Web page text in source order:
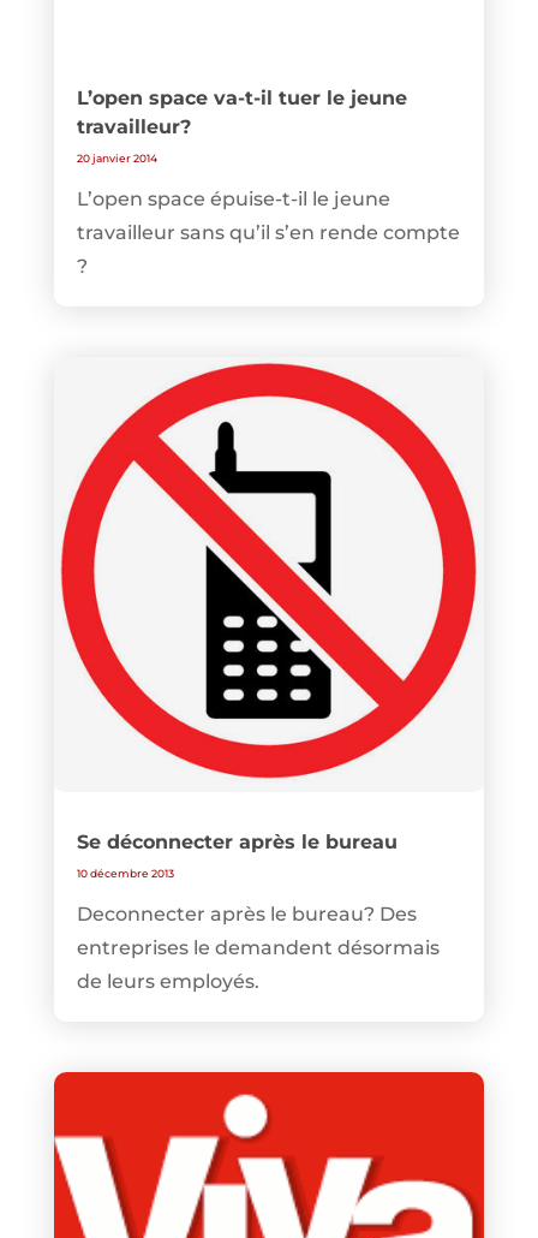
L’open space va-t-il tuer le jeune
travailleur?
20 janvier 2014
L’open space épuise-t-il le jeune
travailleur sans qu’il s’en rende compte
?
Se déconnecter après le bureau
10 décembre 2013
Deconnecter après le bureau? Des
entreprises le demandent désormais
de leurs employés.